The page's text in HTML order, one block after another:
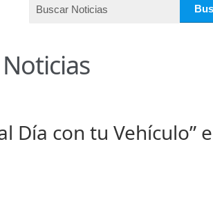
Licencia para Conducir – Servicio
(CPS) de Transporte Público de
(4°).
Registro
Noticias
Día con tu Vehículo”